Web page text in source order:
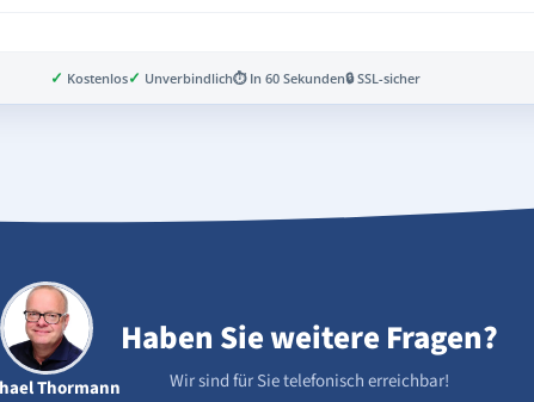
✓ Kostenlos✓ Unverbindlich⏱ In 60 Sekunden🔒 SSL-sicher
Thormann
Haben Sie weitere Fragen?
Wir sind für Sie telefonisch erreichbar!